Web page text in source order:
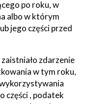
po roku, w
albo w którym
jego części przed
zdarzenie
w tym roku,
części , podatek